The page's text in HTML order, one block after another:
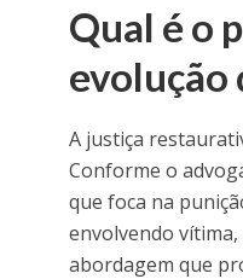
Qual é o
evolução
A justiça
Conforme o
que foca na
envolvendo
abordagem que